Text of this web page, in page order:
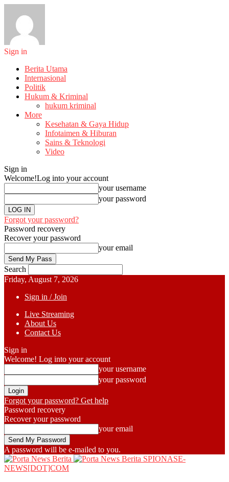
Sign in
Berita Utama
Internasional
Politik
Hukum & Kriminal
hukum kriminal
More
Kesehatan & Gaya Hidup
Infotaimen & Hiburan
Sains & Teknologi
Video
Sign in
Welcome!Log into your account
your username
your password
Forgot your password?
Password recovery
Recover your password
your email
Search
Friday, August 7, 2026
Sign in / Join
Live Streaming
About Us
Contact Us
Sign in
Welcome! Log into your account
your username
your password
Forgot your password? Get help
Password recovery
Recover your password
your email
A password will be e-mailed to you.
SPIONASE-
NEWS[DOT]COM